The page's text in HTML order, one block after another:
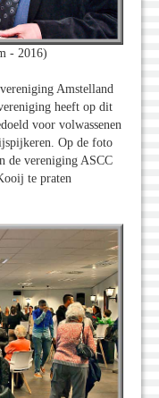
- 2016)
Amstelland
heeft op dit
voor volwassenen
Op de foto
de vereniging ASCC
te praten